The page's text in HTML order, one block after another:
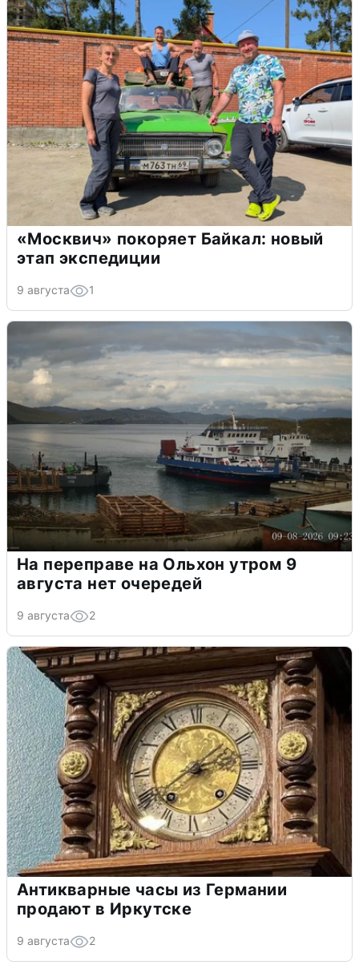
«Москвич» покоряет Байкал: новый
этап экспедиции
9 августа 1
На переправе на Ольхон утром 9
августа нет очередей
9 августа 2
Антикварные часы из Германии
продают в Иркутске
9 августа 2